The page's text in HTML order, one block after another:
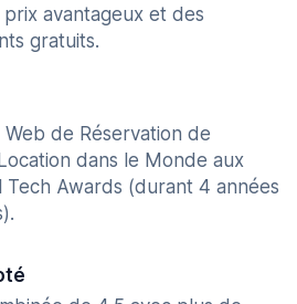
avantageux et des
gratuits.
Web de Réservation de
dans le Monde aux
Tech Awards (durant 4 années